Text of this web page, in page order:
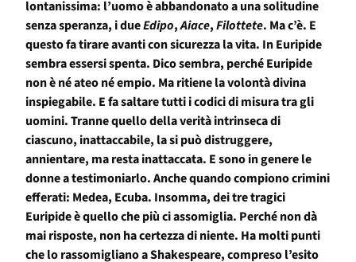
lontanissima: l’uomo è abbandonato a una solitudine
senza speranza, i dueEdipo,Aiace,Filottete. Ma c’è. E
questo fa tirare avanti con sicurezza la vita. In Euripide
sembra essersi spenta. Dico sembra, perché Euripide
non è né ateo né empio. Ma ritiene la volontà divina
inspiegabile. E fa saltare tutti i codici di misura tra gli
uomini. Tranne quello della verità intrinseca di
ciascuno, inattaccabile, la si può distruggere,
annientare, ma resta inattaccata. E sono in genere le
donne a testimoniarlo. Anche quando compiono crimini
efferati: Medea, Ecuba. Insomma, dei tre tragici
Euripide è quello che più ci assomiglia. Perché non dà
mai risposte, non ha certezza di niente. Ha molti punti
che lo rassomigliano a Shakespeare, compreso l’esito